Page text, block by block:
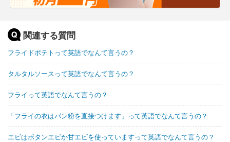
関連する質問
フライドポテトって英語でなんて言うの？
タルタルソースって英語でなんて言うの？
フライって英語でなんて言うの？
「フライの衣はパン粉を直接つけます」って英語でなんて言うの？
エビはボタンエビか甘エビを使っていますって英語でなんて言うの？